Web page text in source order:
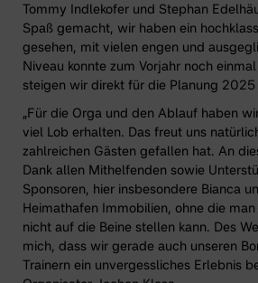
Tommy Indlekofer und Stephan
Spaß gemacht, wir haben ein
gesehen, mit vielen engen und
Niveau konnte zum Vorjahr noch
steigen wir direkt für die Planung 2025
„Für die Orga und den Ablauf haben
viel Lob erhalten. Das freut uns
zahlreichen Gästen gefallen hat. An
Dank allen Mithelfenden sowie
Sponsoren, hier insbesondere Bianca
Heimathafen Immobilien, ohne die
nicht auf die Beine stellen kann. Des
mich, dass wir gerade auch unseren
Trainern ein unvergessliches Erlebnis